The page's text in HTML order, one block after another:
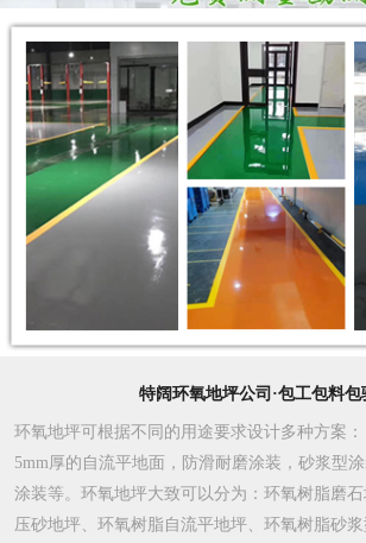
特阔环氧地坪公司·包工包料包
环氧地坪可根据不同的用途要求设计多种方案
5mm厚的自流平地面，防滑耐磨涂装，砂浆型
涂装等。环氧地坪大致可以分为：环氧树脂磨
压砂地坪、环氧树脂自流平地坪、环氧树脂砂